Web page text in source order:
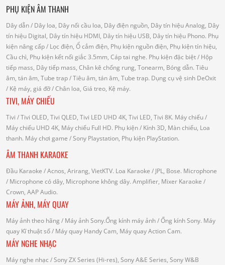
PHỤ KIỆN ÂM THANH
Dây dẫn/ Dây loa, Dây nối cầu loa, Dây điện nguồn, Dây tín hiệu Analog, Dây
tín hiệu Digital, Dây tín hiệu HDMI, Dây tín hiệu USB, Dây tín hiệu Phono. Phụ
kiện nâng cấp/ Lọc điện, Ổ cắm điện, Phụ kiện nguồn điện, Phụ kiện tín hiệu,
Cầu chì, Phụ kiện kết nối giắc 3.5mm, Cáp tai nghe. Phụ kiện đặc biệt/ Hộp
tiếp mass, Dây tiếp mass, Chân kê chống rung, Tonearm, Bóng dẫn. Tiêu
âm, tán âm, Tube trap/ Tiêu âm, tán âm, Tube trap. Dụng cụ vệ sinh DeOxit
/ Kệ máy, giá đỡ/ Chân loa, Giá treo, Kệ máy.
TIVI, MÁY CHIẾU
Tivi / Tivi OLED, Tivi QLED, Tivi LED UHD 4K, Tivi LED, Tivi 8K. Máy chiếu/
Máy chiếu UHD 4K, Máy chiếu Full HD. Phụ kiện/ Kính 3D, Màn chiếu, Loa
thanh. Máy chơi game / Sony Playstation, Phụ kiện PlayStation.
ÂM THANH KARAOKE
Đầu Karaoke / Acnos, Arirang, VietKTV. Loa Karaoke / JPL, Bose. Microphone
/ Microphone có dây, Microphone không dây. Amplifier, Mixer Karaoke /
Crown, AAP Audio.
MÁY ẢNH, MÁY QUAY
Máy ảnh theo hãng / Máy ảnh Sony.Ống kính máy ảnh / Ống kính Sony. Máy
quay Kĩ thuật số/ Máy quay Handy Cam, Máy quay Action Cam.
MÁY NGHE NHẠC
Máy nghe nhạc / Sony ZX Series (Hi-res), Sony A&E Series, Sony W&B